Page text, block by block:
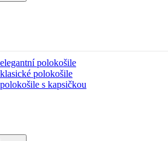
polokošile
polokošile
s kapsičkou